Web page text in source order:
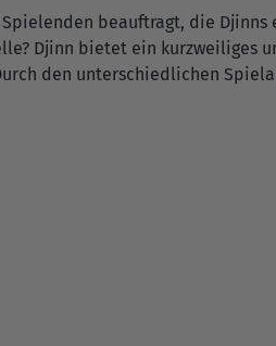
beauftragt, die
Djinn bietet ein kurzweiliges
den unterschiedlichen